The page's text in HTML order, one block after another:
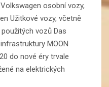
osobní vozy,
Užitkové vozy, včetně
vozů Das
MOON
do nové éry trvale
na elektrických